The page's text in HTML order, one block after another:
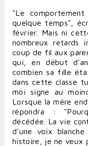
"Le
quelque temps",
février. Mais ni
nombreux retards
coup de fil aux
qui, en début
combien sa fille
dans cette classe
moi signe au
Lorsque la mère
répondra :
décédée. La vie
d'une voix
histoire, je ne veux